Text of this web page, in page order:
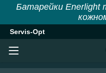
Батарейки Enerlight
Servis-Opt